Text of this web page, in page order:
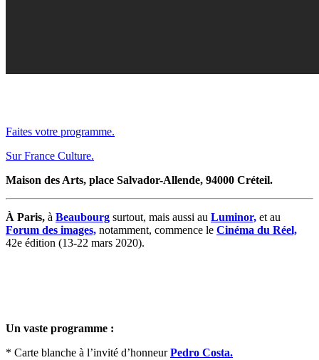
Faites votre programme.
Sur France Culture.
Maison des Arts, place Salvador-Allende, 94000 Créteil.
À Paris, à Beaubourg surtout, mais aussi au Luminor, et au
Forum des images, notamment, commence le Cinéma du Réel,
42e édition (13-22 mars 2020).
Un vaste programme :
* Carte blanche à l’invité d’honneurPedro Costa.